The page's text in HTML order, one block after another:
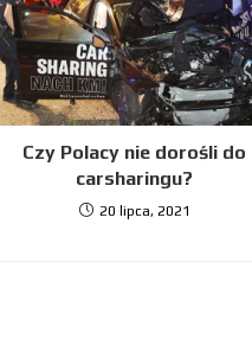
Czy Polacy nie dorośli do
carsharingu?
20 lipca, 2021